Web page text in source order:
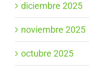
diciembre 2025
noviembre 2025
octubre 2025